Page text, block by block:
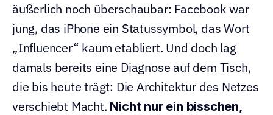
äußerlich noch überschaubar: Facebook war
jung, das iPhone ein Statussymbol, das Wort
„Influencer“ kaum etabliert. Und doch lag
damals bereits eine Diagnose auf dem Tisch,
die bis heute trägt: Die Architektur des Netzes
verschiebt Macht. Nicht nur ein bisschen,